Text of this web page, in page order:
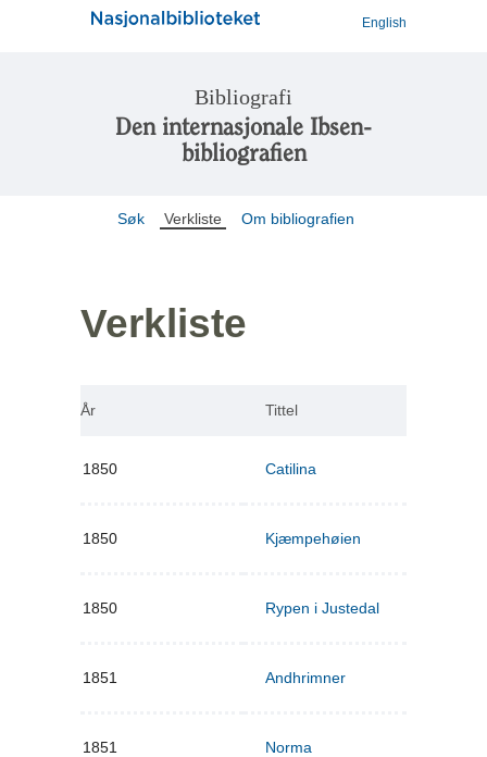
English
Bibliografi
Den internasjonale Ibsen-
bibliografien
Søk Verkliste Om bibliografien
Verkliste
År Tittel
1850 Catilina
1850 Kjæmpehøien
1850 Rypen i Justedal
1851 Andhrimner
1851 Norma